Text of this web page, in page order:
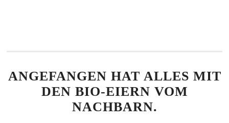
ANGEFANGEN HAT ALLES MIT
DEN BIO-EIERN VOM
NACHBARN.